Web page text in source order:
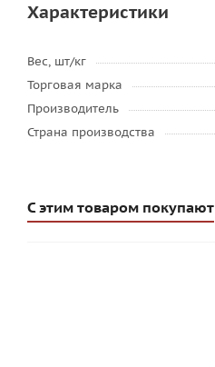
Характеристики
Вес, шт/кг
Торговая марка
Производитель
Страна производства
С этим товаром покупают